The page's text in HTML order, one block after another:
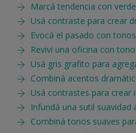
Marcá tendencia con
Usá contraste para crear
Evocá el pasado con
Reviví una oficina con
Usá gris grafito para
Combiná acentos
Usá contrastes para crear
Infundá una sutil suavidad
Combiná tonos suaves